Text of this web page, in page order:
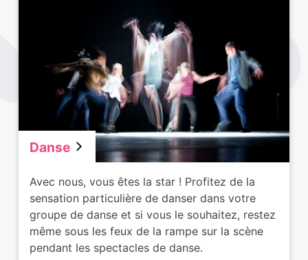
Danse
Avec nous, vous êtes la star ! Profitez de la
sensation particulière de danser dans votre
groupe de danse et si vous le souhaitez, restez
même sous les feux de la rampe sur la scène
pendant les spectacles de danse.